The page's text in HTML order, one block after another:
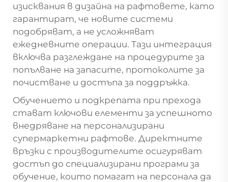
изисквания в дизайна на рафтовете, като
гарантират, че новите системи
подобряват, а не усложняват
ежедневните операции. Тази интеграция
включва разглеждане на процедурите за
попълване на запасите, протоколите за
почистване и достъпа за поддръжка.
Обучението и подкрепата при прехода
стават ключови елементи за успешното
внедряване на персонализирани
супермаркетни рафтове. Директните
връзки с производителите осигуряват
достъп до специализирани програми за
обучение, които помагат на персонала да